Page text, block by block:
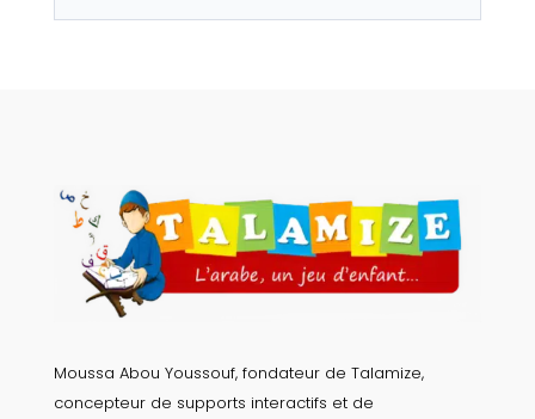
Moussa Abou Youssouf, fondateur de Talamize,
concepteur de supports interactifs et de